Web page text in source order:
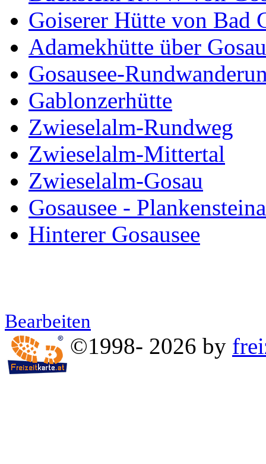
Goiserer Hütte von Bad
Adamekhütte über
Gosausee-
Gablonzerhütte
Zwieselalm-Rundweg
Zwieselalm-Mittertal
Zwieselalm-Gosau
Gosausee -
Hinterer Gosausee
Bearbeiten
©1998- 2026 by